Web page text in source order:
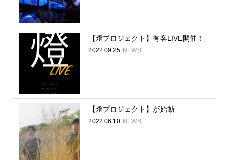
【燈プロジェクト】有客LIVE開催！
2022.09.25 NEWS
【燈プロジェクト】が始動
2022.06.10 NEWS